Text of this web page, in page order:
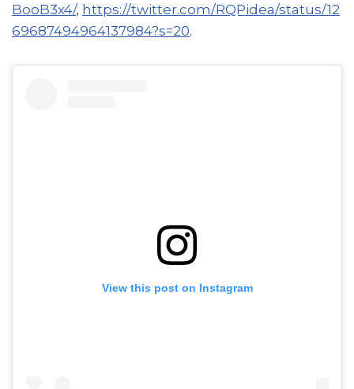
BooB3x4/, https://twitter.com/RQPidea/status/12
69687494964137984?s=20.
View this post on Instagram